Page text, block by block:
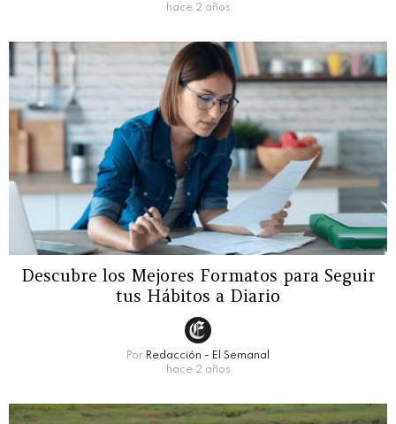
hace 2 años
Descubre los Mejores Formatos para Seguir
tus Hábitos a Diario
Por Redacción - El Semanal
hace 2 años